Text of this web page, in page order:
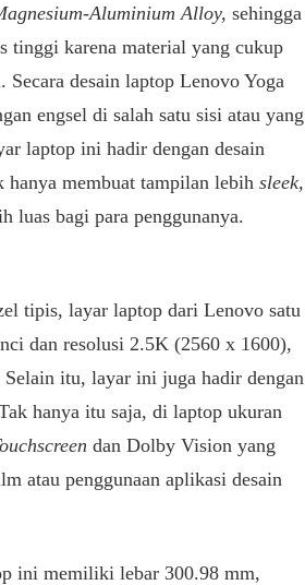
Aluminium Alloy, sehingga
tinggi karena material yang cukup
desain laptop Lenovo Yoga
engsel di salah satu sisi atau yang
laptop ini hadir dengan desain
hanya membuat tampilan lebih sleek,
luas bagi para penggunanya.
tipis, layar laptop dari Lenovo satu
dan resolusi 2.5K (2560 x 1600),
itu, layar ini juga hadir dengan
hanya itu saja, di laptop ukuran
dan Dolby Vision yang
atau penggunaan aplikasi desain
ini memiliki lebar 300.98 mm,